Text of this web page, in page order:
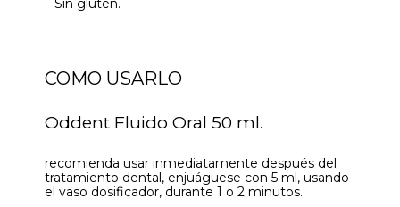
– Sin gluten.
COMO USARLO
Oddent Fluido Oral 50 ml.
recomienda usar inmediatamente después del
tratamiento dental, enjuáguese con 5 ml, usando
el vaso dosificador, durante 1 o 2 minutos.